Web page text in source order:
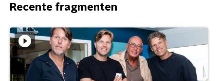
Recente fragmenten